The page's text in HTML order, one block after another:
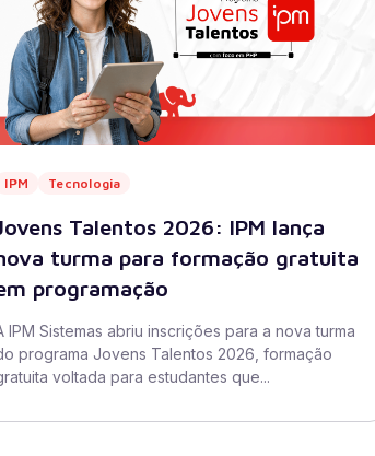
IPM Tecnologia
Talentos 2026: IPM lança
turma para formação gratuita
programação
IPM Sistemas abriu inscrições para a nova turma
programa Jovens Talentos 2026, formação
voltada para estudantes que...